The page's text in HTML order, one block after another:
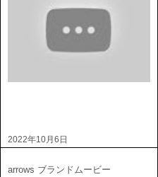
2022年10月6日
arrows ブランドムービー